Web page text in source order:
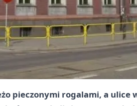
pieczonymi rogalami, a ulice